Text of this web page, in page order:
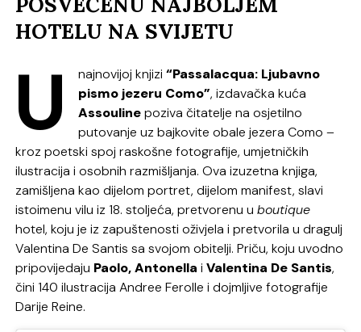
HOTELU NA SVIJETU
U najnovijoj knjizi“Passalacqua: Ljubavno
pismo jezeru Como”, izdavačka kuća
Assoulinepoziva čitatelje na osjetilno
putovanje uz bajkovite obale jezera Como –
kroz poetski spoj raskošne fotografije, umjetničkih
ilustracija i osobnih razmišljanja. Ova izuzetna knjiga,
zamišljena kao dijelom portret, dijelom manifest, slavi
istoimenu vilu iz 18. stoljeća, pretvorenu uboutique
hotel, koju je iz zapuštenosti oživjela i pretvorila u dragulj
Valentina De Santis sa svojom obitelji. Priču, koju uvodno
pripovijedaju Paolo, Antonella iValentina De Santis,
čini 140 ilustracija Andree Ferolle i dojmljive fotografije
Darije Reine.